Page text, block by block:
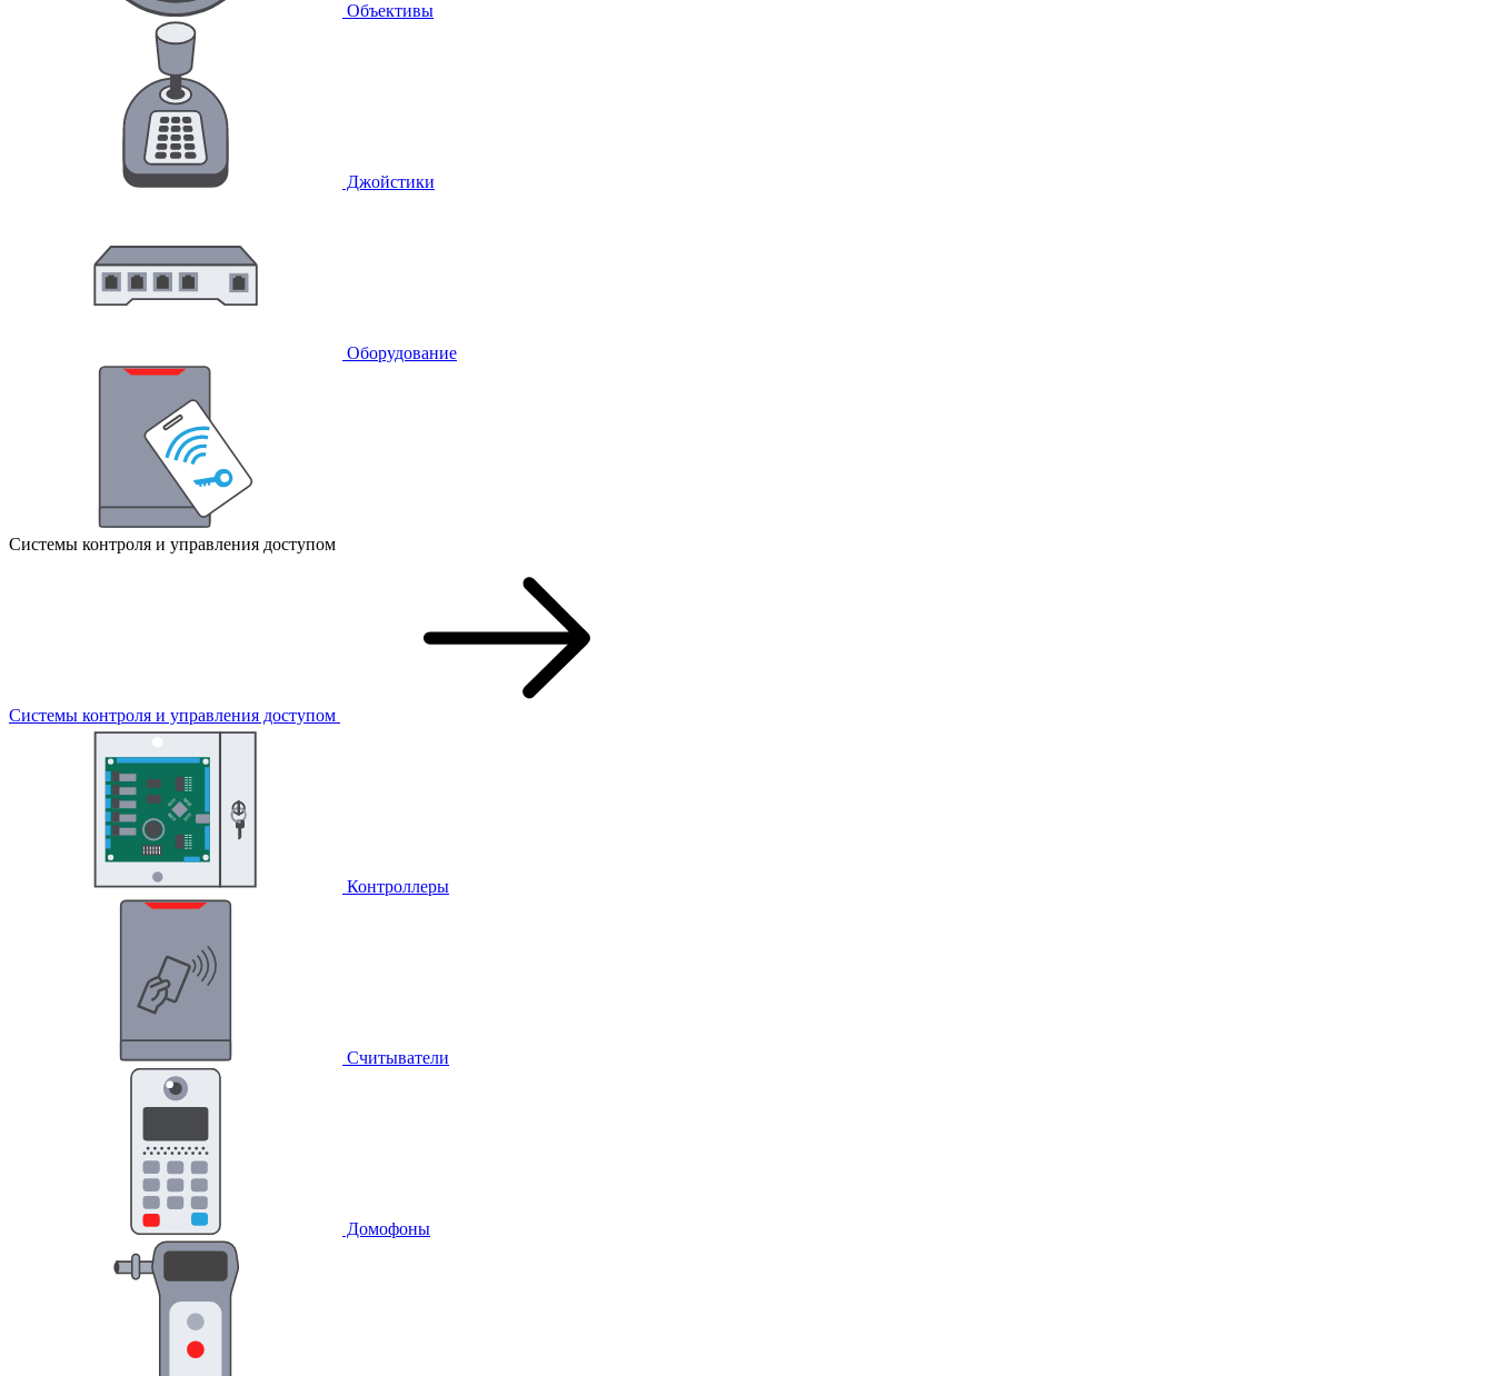
Объективы
Джойстики
Оборудование
Системы контроля и управления доступом
Системы контроля и управления доступом
Контроллеры
Считыватели
Домофоны